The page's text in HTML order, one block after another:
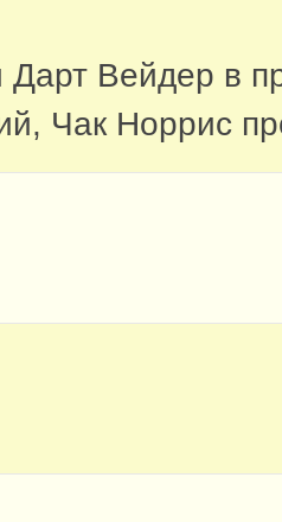
Дарт Вейдер в
Чак Норрис